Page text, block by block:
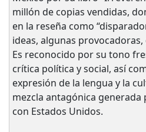
millón de copias vendidas,
en la reseña como
ideas, algunas provocadoras,
Es reconocido por su tono
crítica política y social, así
expresión de la lengua y la
mezcla antagónica
con Estados Unidos.